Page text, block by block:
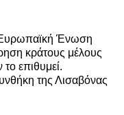
Ευρωπαϊκή Ένωση
κράτους μέλους
επιθυμεί.
της Λισαβόνας